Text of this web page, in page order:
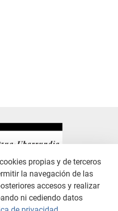
AVISO LEGAL
POLÍTICA DE PRIVACIDAD
ACCESIBILIDAD
propias y de terceros
la navegación de las
accesos y realizar
ni cediendo datos